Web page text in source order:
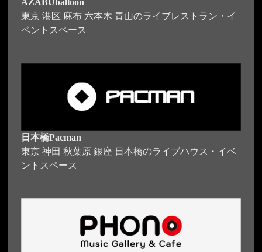
AZABUballoon
東京 港区 麻布 六本木 青山のライブレストラン・イ
ベントスペース
日本橋Pacman
東京 神田 秋葉原 銀座 日本橋のライブハウス・イベ
ントスペース